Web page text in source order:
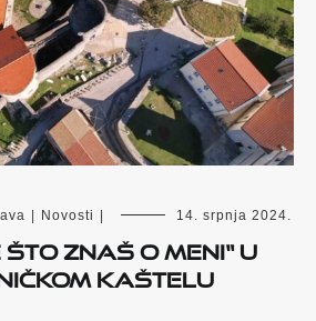
Novosti 14. srpnja 2024.
što znaš o meni“ u
Kaštelu